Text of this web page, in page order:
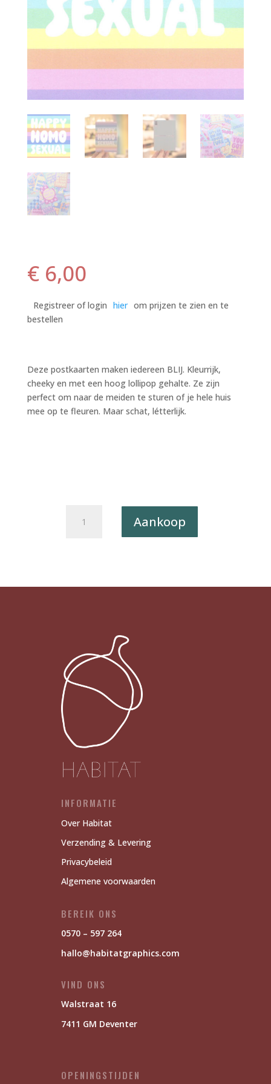
€6,00
Registreer of login hier om prijzen te zien en te
bestellen
Deze postkaarten maken iedereen BLIJ. Kleurrijk,
cheeky en met een hoog lollipop gehalte. Ze zijn
perfect om naar de meiden te sturen of je hele huis
mee op te fleuren. Maar schat, létterlijk.
Aankoop
INFORMATIE
Over Habitat
Verzending & Levering
Privacybeleid
Algemene voorwaarden
BEREIK ONS
0570 – 597 264
hallo@habitatgraphics.com
VIND ONS
Walstraat 16
7411 GM Deventer
OPENINGSTIJDEN